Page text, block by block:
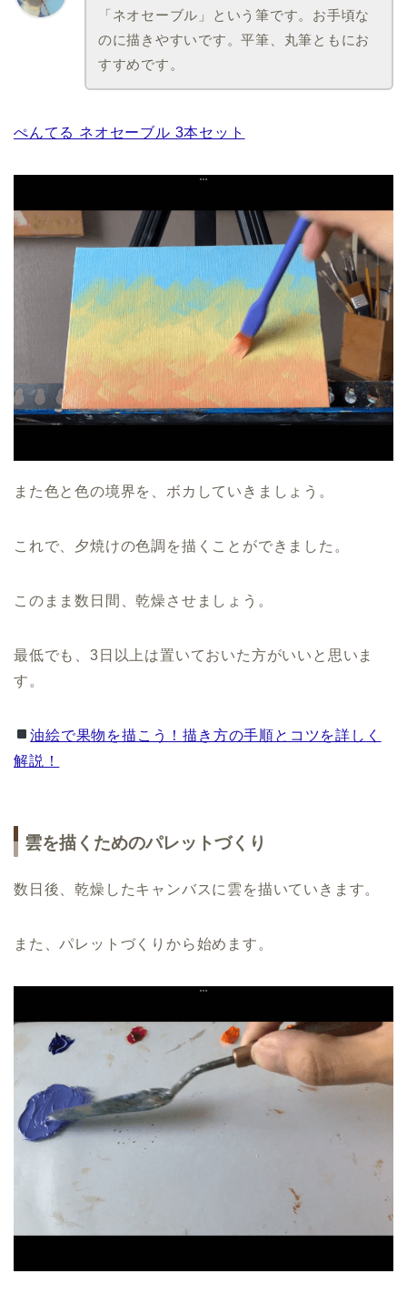
「ネオセーブル」という筆です。お手頃な
のに描きやすいです。平筆、丸筆ともにお
すすめです。
ぺんてる ネオセーブル 3本セット
また色と色の境界を、ボカしていきましょう。
これで、夕焼けの色調を描くことができました。
このまま数日間、乾燥させましょう。
最低でも、3日以上は置いておいた方がいいと思いま
す。
油絵で果物を描こう！描き方の手順とコツを詳しく
解説！
雲を描くためのパレットづくり
数日後、乾燥したキャンバスに雲を描いていきます。
また、パレットづくりから始めます。